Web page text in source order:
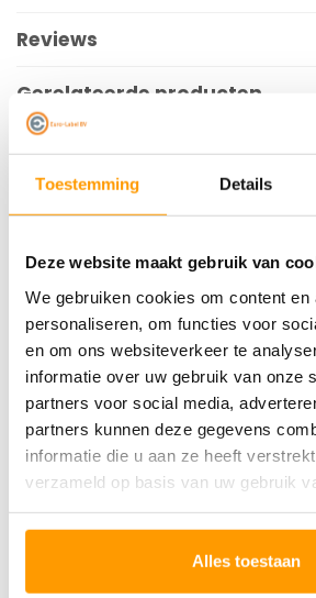
Toestemming Details
Deze website maakt gebruik van
We gebruiken cookies om content en
personaliseren, om functies voor
en om ons websiteverkeer te
informatie over uw gebruik van onze
partners voor social media,
partners kunnen deze gegevens
informatie die u aan ze heeft
verzameld op basis van uw gebruik
Alles toestaan
Reviews
Gerelateerde producten
EURO-LABEL
Prijstang starterset
Sato Kendo 26
€30,00 €30,00